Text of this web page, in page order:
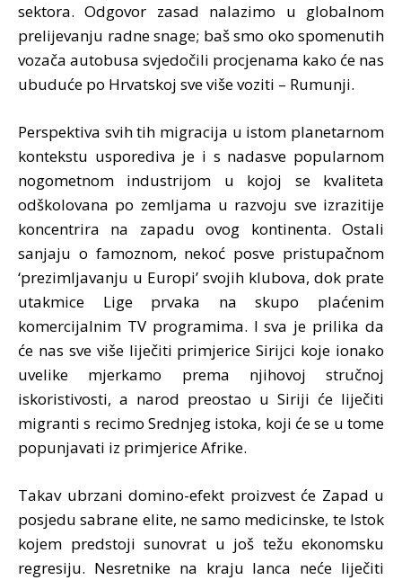
sektora. Odgovor zasad nalazimo u globalnom
prelijevanju radne snage; baš smo oko spomenutih
vozača autobusa svjedočili procjenama kako će nas
ubuduće po Hrvatskoj sve više voziti – Rumunji.
Perspektiva svih tih migracija u istom planetarnom
kontekstu usporediva je i s nadasve popularnom
nogometnom industrijom u kojoj se kvaliteta
odškolovana po zemljama u razvoju sve izrazitije
koncentrira na zapadu ovog kontinenta. Ostali
sanjaju o famoznom, nekoć posve pristupačnom
‘prezimljavanju u Europi’ svojih klubova, dok prate
utakmice Lige prvaka na skupo plaćenim
komercijalnim TV programima. I sva je prilika da
će nas sve više liječiti primjerice Sirijci koje ionako
uvelike mjerkamo prema njihovoj stručnoj
iskoristivosti, a narod preostao u Siriji će liječiti
migranti s recimo Srednjeg istoka, koji će se u tome
popunjavati iz primjerice Afrike.
Takav ubrzani domino-efekt proizvest će Zapad u
posjedu sabrane elite, ne samo medicinske, te Istok
kojem predstoji sunovrat u još težu ekonomsku
regresiju. Nesretnike na kraju lanca neće liječiti